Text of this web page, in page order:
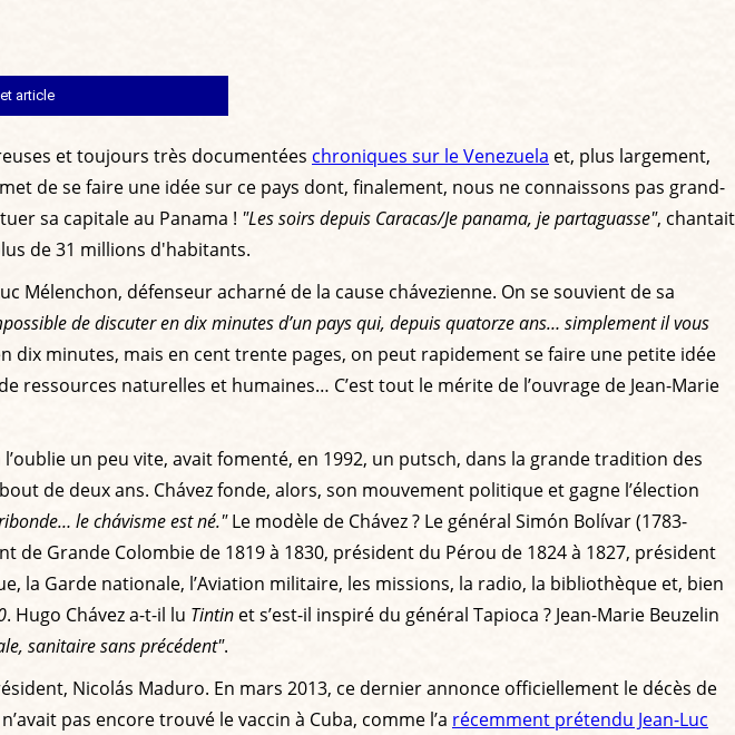
article
et toujours très documentées chroniques sur le Venezuela et, plus largement,
de se faire une idée sur ce pays dont, finalement, nous ne connaissons pas grand-
sa capitale au Panama ! "Les soirs depuis Caracas/Je panama, je partaguasse", chantait
de 31 millions d'habitants.
Mélenchon, défenseur acharné de la cause chávezienne. On se souvient de sa
de discuter en dix minutes d’un pays qui, depuis quatorze ans… simplement il vous
dix minutes, mais en cent trente pages, on peut rapidement se faire une petite idée
naturelles et humaines… C’est tout le mérite de l’ouvrage de Jean-Marie
un peu vite, avait fomenté, en 1992, un putsch, dans la grande tradition des
de deux ans. Chávez fonde, alors, son mouvement politique et gagne l’élection
le chávisme est né."Le modèle de Chávez ? Le général Simón Bolívar (1783-
de Grande Colombie de 1819 à 1830, président du Pérou de 1824 à 1827, président
la Garde nationale, l’Aviation militaire, les missions, la radio, la bibliothèque et, bien
. Hugo Chávez a-t-il lu Tintin et s’est-il inspiré du général Tapioca ? Jean-Marie Beuzelin
sanitaire sans précédent".
Nicolás Maduro. En mars 2013, ce dernier annonce officiellement le décès de
pas encore trouvé le vaccin à Cuba, comme l’a récemment prétendu Jean-Luc